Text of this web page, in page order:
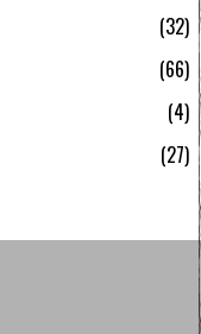
32
66
4
27